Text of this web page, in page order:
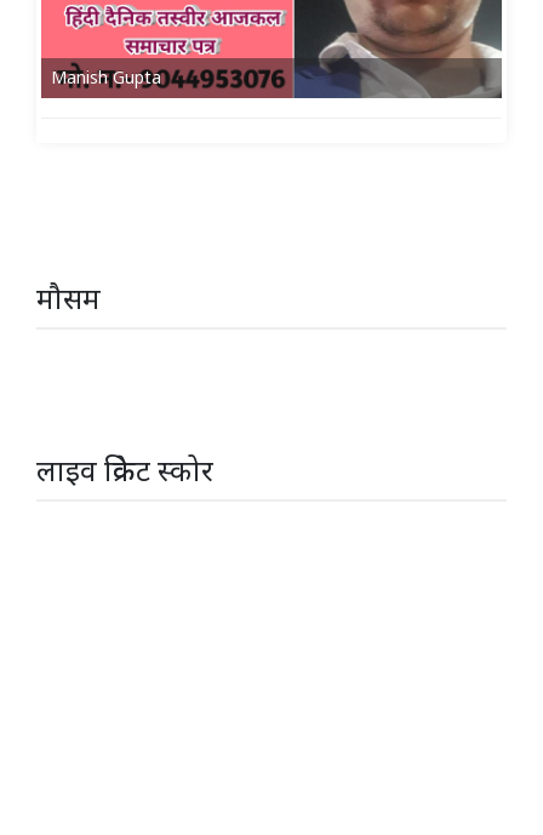
Manish Gupta
मौसम
लाइव क्रिकेट स्कोर